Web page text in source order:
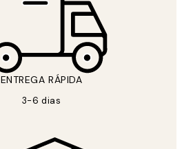
ENTREGA RÁPIDA
3-6 dias